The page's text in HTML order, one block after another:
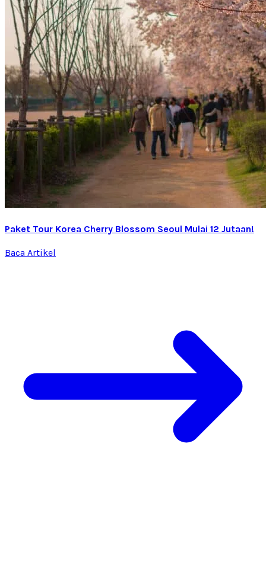
Paket Tour Korea Cherry Blossom Seoul Mulai 12 Jutaan!
Baca Artikel